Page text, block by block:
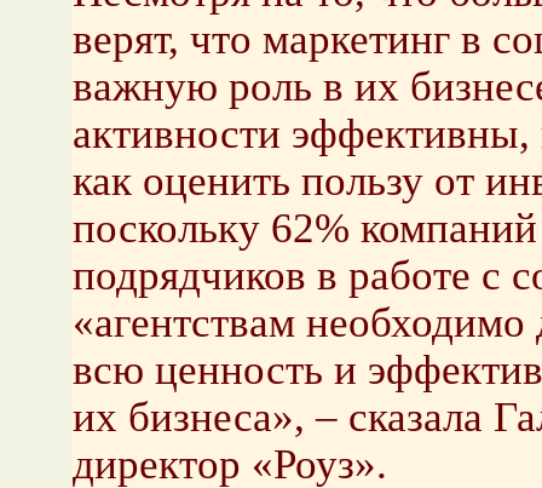
верят, что маркетинг в
важную роль в их
активности эффективны,
как оценить пользу от
поскольку 62%
подрядчиков в работе с
«агентствам
всю ценность и
их бизнеса», – сказала
директор «Роуз».